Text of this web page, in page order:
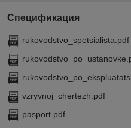
Спецификация
rukovodstvo_spetsialista.pdf
vzryvnoj_chertezh.pdf
pasport.pdf